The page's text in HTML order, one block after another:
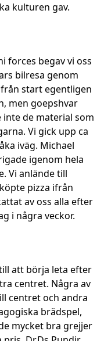
kulturen gav.
forces begav vi oss
bilresa genom
start egentligen
men goepshvar
de material som
Vi gick upp ca
iväg. Michael
igenom hela
Vi anlände till
pizza ifrån
av oss alla efter
i några veckor.
att börja leta efter
centret. Några av
centret och andra
brädspel,
mycket bra grejjer